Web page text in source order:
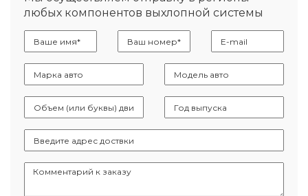
любых компонентов выхлопной системы